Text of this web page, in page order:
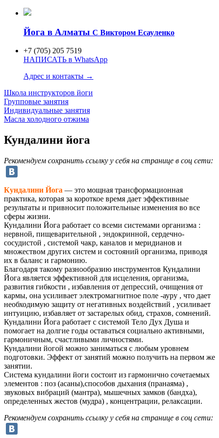
Йога в Алматы C Виктором Есауленко
+7 (705) 205 7519
НАПИСАТЬ в WhatsApp
Адрес и контакты →
Школа инструкторов йоги
Групповые занятия
Индивидуальные занятия
Масла холодного отжима
Кундалини йога
Рекомендуем сохранить ссылку у себя на странице в соц сети:
Кундалини Йога — это мощная трансформационная
практика, которая за короткое время дает эффективные
результаты и привносит положительные изменения во все
сферы жизни.
Кундалини Йога работает со всеми системами организма :
нервной, пищеварительной , эндокринной, сердечно-
сосудистой , системой чакр, каналов и меридианов и
множеством других систем и состояний организма, приводя
их в баланс и гармонию.
Благодаря такому разнообразию инструментов Кундалини
Йога является эффективной для исцеления, организма,
развития гибкости , избавления от депрессий, очищения от
кармы, она усиливает электромагнитное поле -ауру , что дает
необходимую защиту от негативных воздействий , усиливает
интуицию, избавляет от застарелых обид, страхов, сомнений.
Кундалини Йога работает с системой Тело Дух Душа и
помогает на долгие годы оставаться социально активными,
гармоничным, счастливыми личностями.
Кундалини йогой можно заниматься с любым уровнем
подготовки. Эффект от занятий можно получить на первом же
занятии.
Система кундалини йоги состоит из гармонично сочетаемых
элементов : поз (асаны),способов дыхания (пранаяма) ,
звуковых вибраций (мантра), мышечных замков (бандха),
определенных жестов (мудра) , концентрации, релаксации.
Рекомендуем сохранить ссылку у себя на странице в соц сети: